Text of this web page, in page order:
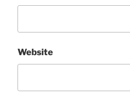
Website